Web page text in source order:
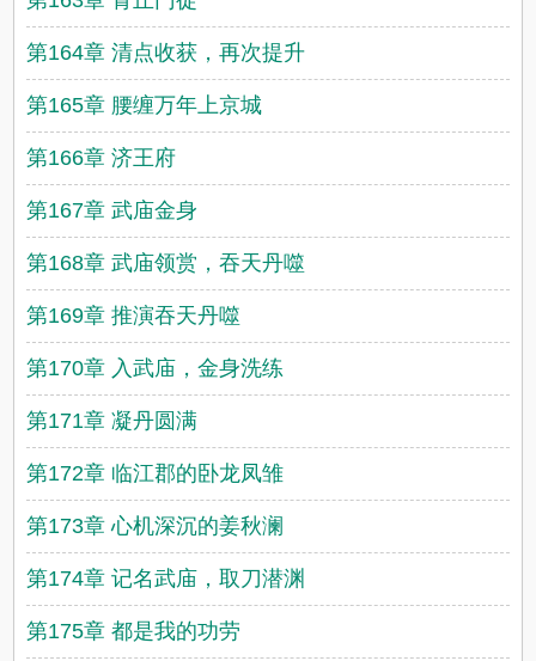
第164章 清点收获，再次提升
第165章 腰缠万年上京城
第166章 济王府
第167章 武庙金身
第168章 武庙领赏，吞天丹噬
第169章 推演吞天丹噬
第170章 入武庙，金身洗练
第171章 凝丹圆满
第172章 临江郡的卧龙凤雏
第173章 心机深沉的姜秋澜
第174章 记名武庙，取刀潜渊
第175章 都是我的功劳